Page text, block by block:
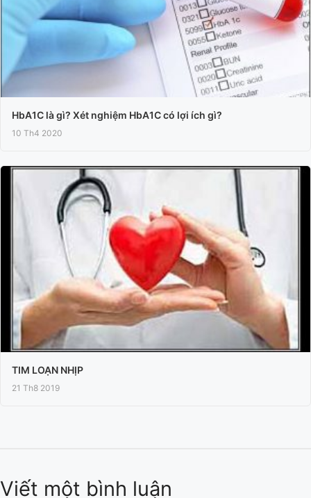
HbA1C là gì? Xét nghiệm HbA1C có lợi ích gì?
10 Th4 2020
TIM LOẠN NHỊP
21 Th8 2019
Viết một bình luận